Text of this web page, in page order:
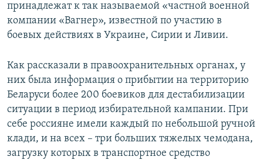
принадлежат к так называемой «частной военной
компании «Вагнер», известной по участию в
боевых действиях в Украине, Сирии и Ливии.
Как рассказали в правоохранительных органах, у
них была информация о прибытии на территорию
Беларуси более 200 боевиков для дестабилизации
ситуации в период избирательной кампании. При
себе россияне имели каждый по небольшой ручной
клади, и на всех – три больших тяжелых чемодана,
загрузку которых в транспортное средство